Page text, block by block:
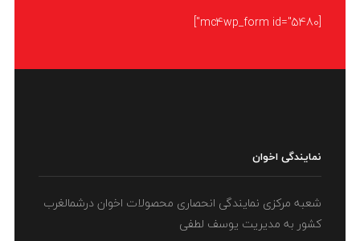
[mc4wp_form id="5480"]
نمایندگی اخوان
شعبه مرکزی نمایندگی انحصاری محصولات اخوان درشمالغرب
کشور به مدیریت یوسف لطفی